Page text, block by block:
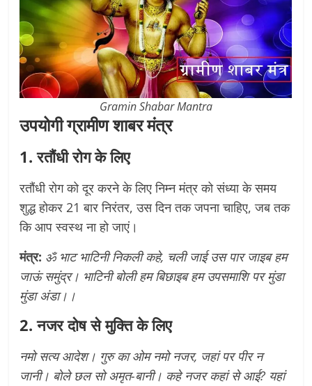
Gramin Shabar Mantra
उपयोगी ग्रामीण शाबर मंत्र
1. रतौंधी रोग के लिए
रतौंधी रोग को दूर करने के लिए निम्न मंत्र को संध्या के समय
शुद्ध होकर 21 बार निरंतर, उस दिन तक जपना चाहिए, जब तक
कि आप स्वस्थ ना हो जाएं।
मंत्र: ॐ भाट भाटिनी निकली कहे, चली जाई उस पार जाइब हम
जाऊं समुंद्र। भाटिनी बोली हम बिछाइब हम उपसमाशि पर मुंडा
मुंडा अंडा।।
2. नजर दोष से मुक्ति के लिए
नमो सत्य आदेश। गुरु का ओम नमो नजर, जहां पर पीर न
जानी। बोले छल सो अमृत-बानी। कहे नजर कहां से आई? यहां